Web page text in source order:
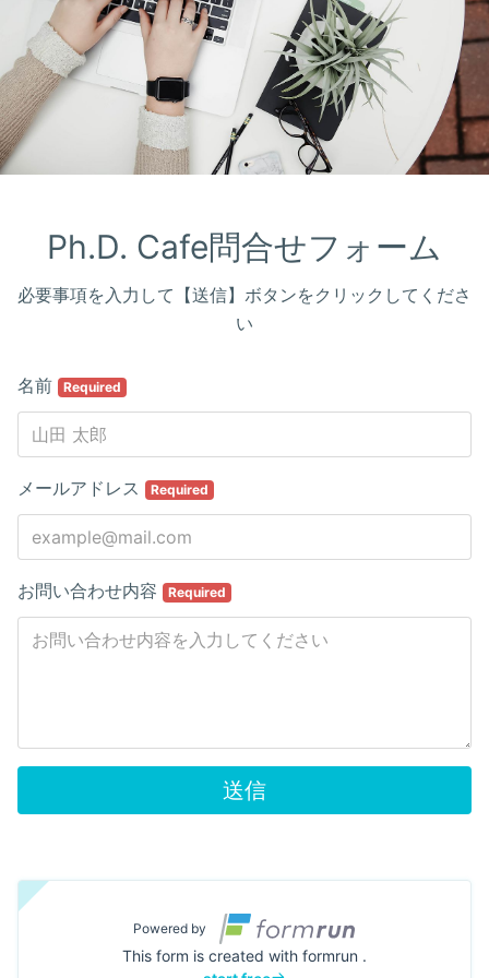
Ph.D. Cafe問合せフォーム
必要事項を入力して【送信】ボタンをクリックしてくださ
い
名前 Required
メールアドレス Required
お問い合わせ内容 Required
送信
Powered by
This form is created with formrun .